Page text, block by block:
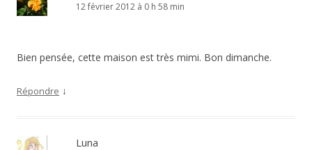
12 février 2012 à 0 h 58 min
Bien pensée, cette maison est très mimi. Bon dimanche.
Répondre ↓
Luna